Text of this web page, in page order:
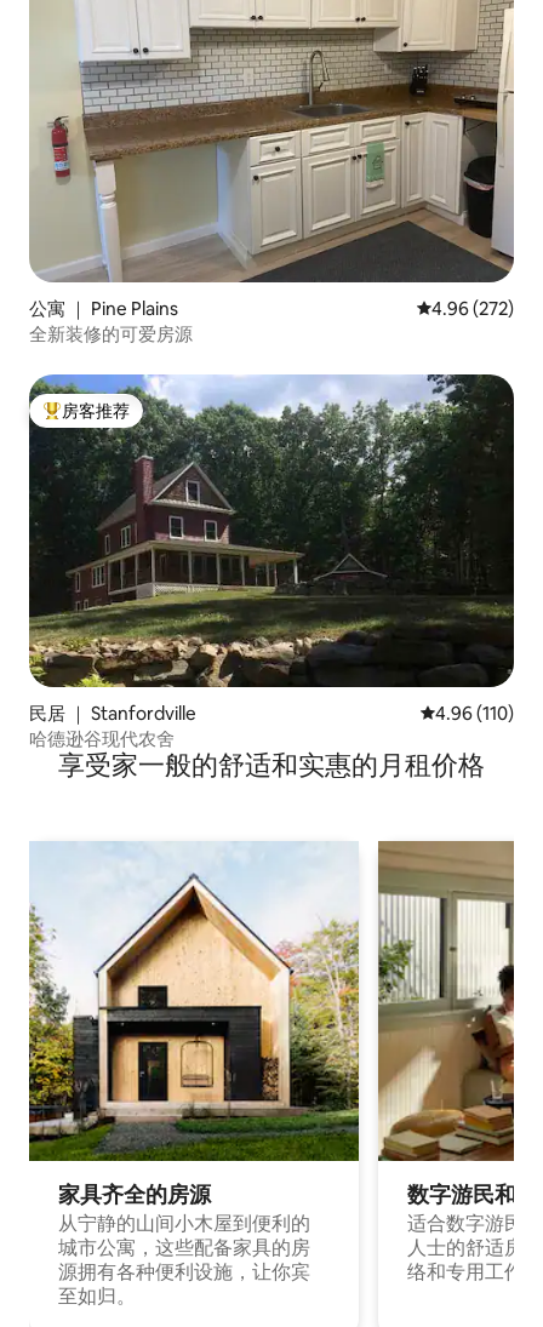
公寓 ｜ Pine Plains 平均评分 4.96
4.96 (272)
全新装修的可爱房源
热门「房客推荐」
房客推荐
民居 ｜ Stanfordville 平均评分 4.96
4.96 (110)
哈德逊谷现代农舍
享受家一般的舒适和实惠的月租价格
家具齐全的房源
从宁静的山间小木屋到便利的
城市公寓，这些配备家具的房
源拥有各种便利设施，让你宾
至如归。
数字游民和
适合数字游民
人士的舒适房
络和专用工作